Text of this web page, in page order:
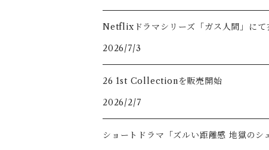
Hoodie
Sweat
Long Sleeve
T-Shirts
Long Sleeve
Netflixドラマシリーズ「ガス人間」にて
2026/7/3
26 1st Collectionを販売開始
2026/2/7
ショートドラマ「ズルい距離感 地獄の